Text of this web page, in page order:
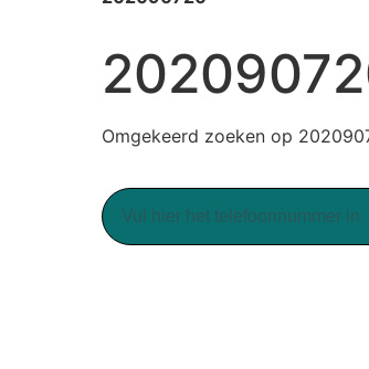
Omgekeerd zoeken op